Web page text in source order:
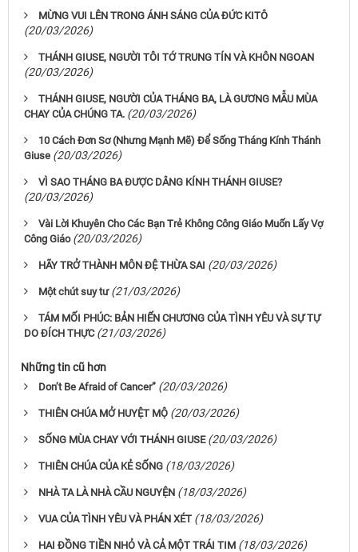
MỪNG VUI LÊN TRONG ÁNH SÁNG CỦA ĐỨC KITÔ
(20/03/2026)
THÁNH GIUSE, NGƯỜI TÔI TỚ TRUNG TÍN VÀ KHÔN NGOAN
(20/03/2026)
THÁNH GIUSE, NGƯỜI CỦA THÁNG BA, LÀ GƯƠNG MẪU MÙA
CHAY CỦA CHÚNG TA. (20/03/2026)
10 Cách Đơn Sơ (Nhưng Mạnh Mẽ) Để Sống Tháng Kính Thánh
Giuse (20/03/2026)
VÌ SAO THÁNG BA ĐƯỢC DÂNG KÍNH THÁNH GIUSE?
(20/03/2026)
Vài Lời Khuyên Cho Các Bạn Trẻ Không Công Giáo Muốn Lấy Vợ
Công Giáo (20/03/2026)
HÃY TRỞ THÀNH MÔN ĐỆ THỪA SAI (20/03/2026)
Một chút suy tư (21/03/2026)
TÁM MỐI PHÚC: BẢN HIẾN CHƯƠNG CỦA TÌNH YÊU VÀ SỰ TỰ
DO ĐÍCH THỰC (21/03/2026)
Những tin cũ hơn
Don’t Be Afraid of Cancer” (20/03/2026)
THIÊN CHÚA MỞ HUYỆT MỘ (20/03/2026)
SỐNG MÙA CHAY VỚI THÁNH GIUSE (20/03/2026)
THIÊN CHÚA CỦA KẺ SỐNG (18/03/2026)
NHÀ TA LÀ NHÀ CẦU NGUYỆN (18/03/2026)
VUA CỦA TÌNH YÊU VÀ PHÁN XÉT (18/03/2026)
HAI ĐỒNG TIỀN NHỎ VÀ CẢ MỘT TRÁI TIM (18/03/2026)